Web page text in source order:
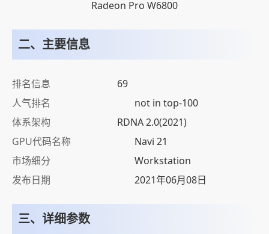
Radeon Pro W6800
二、主要信息
排名信息
69
人气排名
not in top-100
体系架构
RDNA 2.0(2021)
GPU代码名称
Navi 21
市场细分
Workstation
发布日期
2021年06月08日
三、详细参数